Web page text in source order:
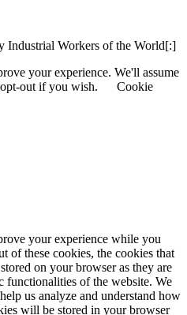
Industrial Workers of the World[:]
your experience. We'll assume
out if you wish.
Cookie
your experience while you
of these cookies, the cookies that
on your browser as they are
functionalities of the website. We
us analyze and understand how
will be stored in your browser